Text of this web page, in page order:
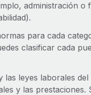
administración
para cada
clasificar cada
leyes laborales
y las prestaciones.